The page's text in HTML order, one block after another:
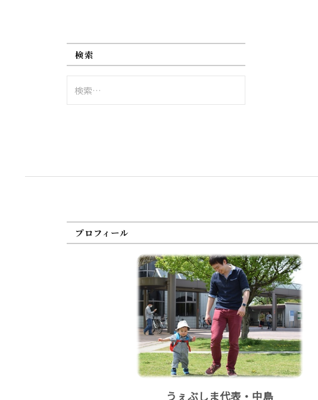
検索
索:
プロフィール
うぇぶしま代表・中島